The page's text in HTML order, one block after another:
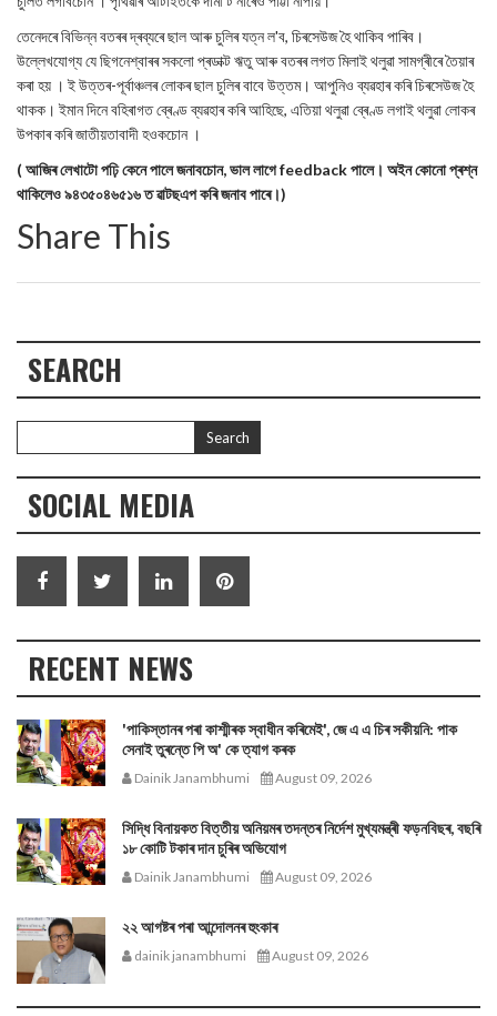
তেনেদৰে বিভিন্ন বতৰৰ দ্ৰব্যৰে ছাল আৰু চুলিৰ যত্ন ল'ব, চিৰসেউজ হৈ থাকিব পাৰিব।
উল্লেখযোগ্য যে ছিগনেশ্বাৰৰ সকলো প্ৰডাক্ট ঋতু আৰু বতৰৰ লগত মিলাই থলুৱা সামগ্ৰীৰে তৈয়াৰ
কৰা হয় । ই উত্তৰ-পূৰ্বাঞ্চলৰ লোকৰ ছাল চুলিৰ বাবে উত্তম। আপুনিও ব্যৱহাৰ কৰি চিৰসেউজ হৈ
থাকক। ইমান দিনে বহিৰাগত ব্ৰেণ্ড ব্যৱহাৰ কৰি আহিছে, এতিয়া থলুৱা ব্ৰেণ্ড লগাই থলুৱা লোকৰ
উপকাৰ কৰি জাতীয়তাবাদী হওকচোন ।
( আজিৰ লেখাটো পঢ়ি কেনে পালে জনাবচোন, ভাল লাগে feedback পালে। অইন কোনো প্ৰশ্ন
থাকিলেও ৯৪৩৫০৪৬৫১৬ ত ৱাটছএপ কৰি জনাব পাৰে।)
Share This
SEARCH
SOCIAL MEDIA
RECENT NEWS
'পাকিস্তানৰ পৰা কাশ্মীৰক স্বাধীন কৰিমেই', জে এ এ চিৰ সকীয়নি: পাক
সেনাই তুৰন্তে পি অ' কে ত্যাগ কৰক
Dainik Janambhumi August 09, 2026
সিদ্ধি বিনায়কত বিত্তীয় অনিয়মৰ তদন্তৰ নিৰ্দেশ মুখ্যমন্ত্ৰী ফড়নবিছৰ, বছৰি
১৮ কোটি টকাৰ দান চুৰিৰ অভিযোগ
Dainik Janambhumi August 09, 2026
২২ আগষ্টৰ পৰা আন্দোলনৰ হুংকাৰ
dainik janambhumi August 09, 2026